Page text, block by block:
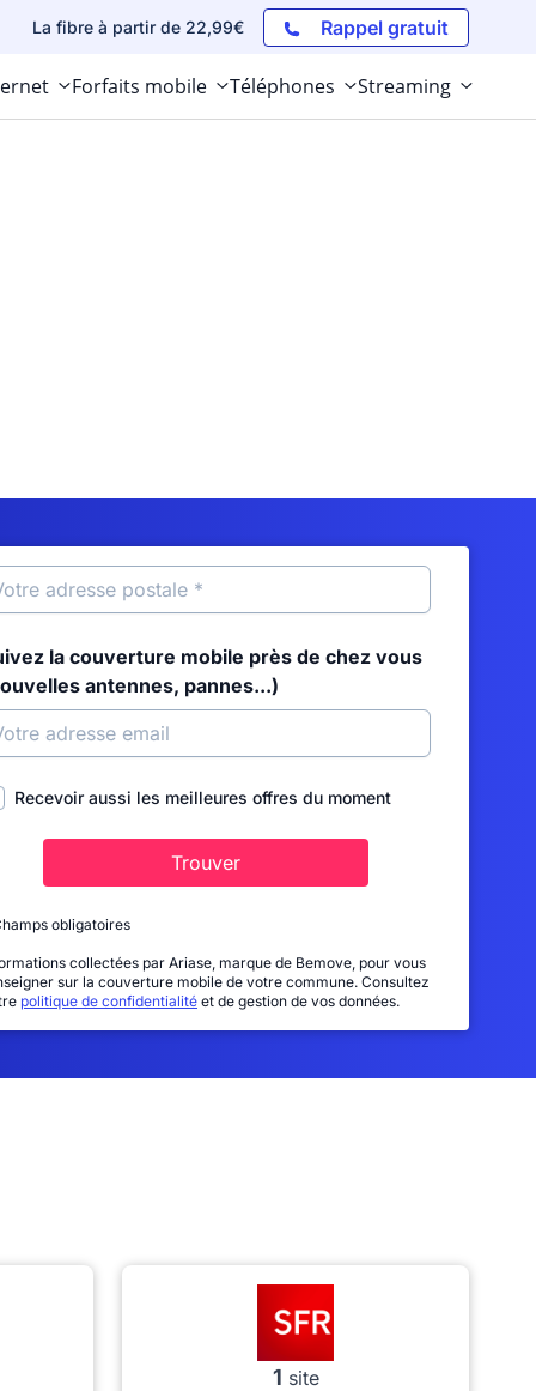
La fibre à partir de 22,99€ Rappel gratuit
Forfaits mobile Téléphones Streaming
la couverture mobile près de chez vous
antennes, pannes...)
Recevoir aussi les meilleures offres du moment
Trouver
obligatoires
collectées par Ariase, marque de Bemove, pour vous
sur la couverture mobile de votre commune. Consultez
politique de confidentialité et de gestion de vos données.
1 site